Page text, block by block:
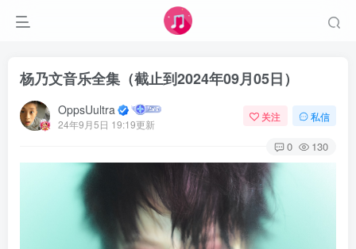
杨乃文音乐全集（截止到2024年09月05日）
OppsUultra
24年9月5日 19:19更新
关注 私信
0 130